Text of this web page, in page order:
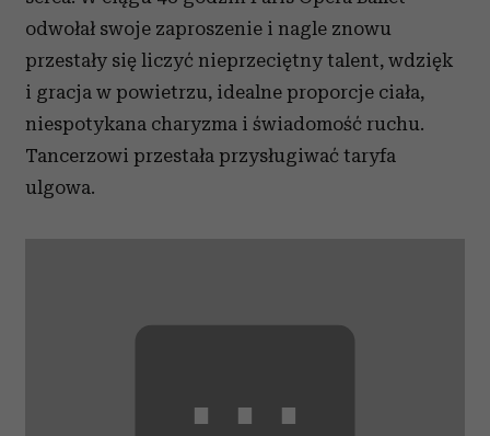
odwołał swoje zaproszenie i nagle znowu
przestały się liczyć nieprzeciętny talent, wdzięk
i gracja w powietrzu, idealne proporcje ciała,
niespotykana charyzma i świadomość ruchu.
Tancerzowi przestała przysługiwać taryfa
ulgowa.